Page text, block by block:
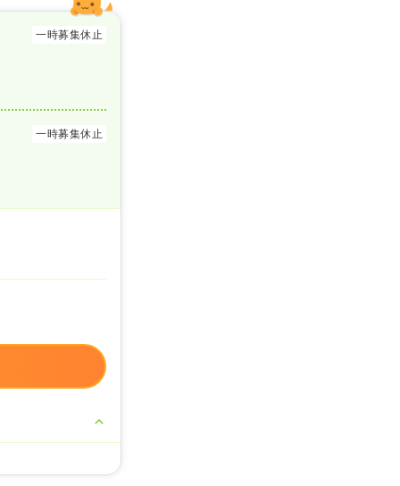
一時募集休止
一時募集休止